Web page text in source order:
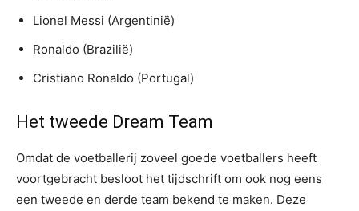
Lionel Messi (Argentinië)
Ronaldo (Brazilië)
Cristiano Ronaldo (Portugal)
Het tweede Dream Team
Omdat de voetballerij zoveel goede voetballers heeft
voortgebracht besloot het tijdschrift om ook nog eens
een tweede en derde team bekend te maken. Deze